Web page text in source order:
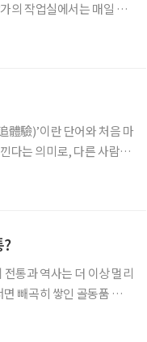
의 작업실에서는 매일 이
體驗)’이란 단어와 처음 마
다는 의미로, 다른 사람의
통과 역사는 더 이상 멀리
빼곡히 쌓인 골동품 사이